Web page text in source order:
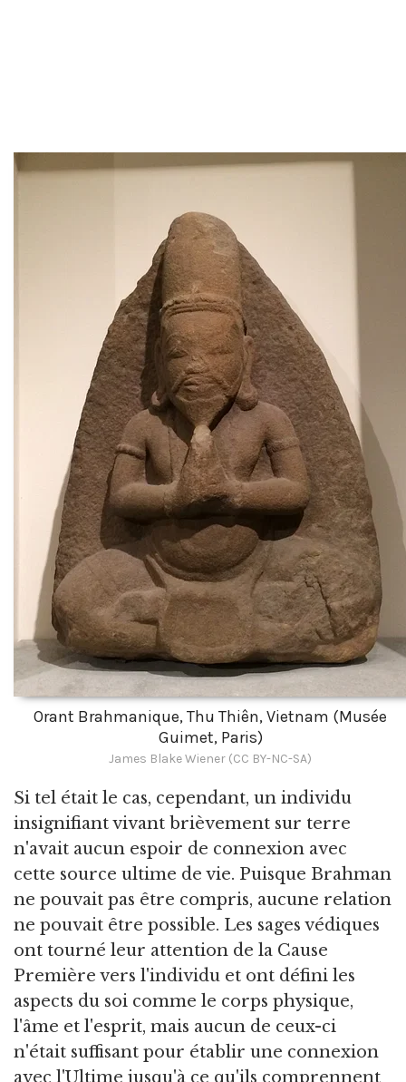
Orant Brahmanique, Thu Thiên, Vietnam (Musée
Guimet, Paris)
James Blake Wiener (CC BY-NC-SA)
Si tel était le cas, cependant, un individu
insignifiant vivant brièvement sur terre
n'avait aucun espoir de connexion avec
cette source ultime de vie. Puisque Brahman
ne pouvait pas être compris, aucune relation
ne pouvait être possible. Les sages védiques
ont tourné leur attention de la Cause
Première vers l'individu et ont défini les
aspects du soi comme le corps physique,
l'âme et l'esprit, mais aucun de ceux-ci
n'était suffisant pour établir une connexion
avec l'Ultime jusqu'à ce qu'ils comprennent